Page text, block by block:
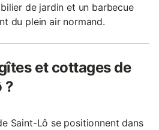
de jardin et un barbecue
du plein air normand.
et cottages de
?
Saint-Lô se positionnent dans